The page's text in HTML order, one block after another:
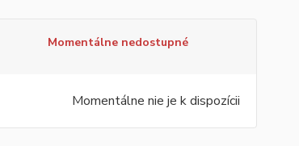
Momentálne nedostupné
Momentálne nie je k dispozícii